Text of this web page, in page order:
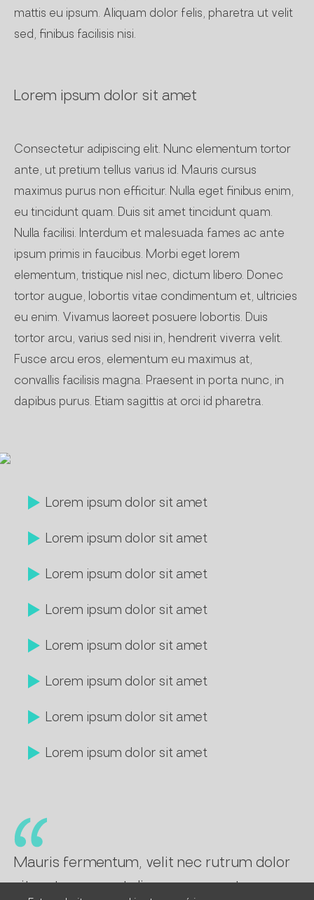
mattis eu ipsum. Aliquam dolor felis, pharetra ut velit
sed, finibus facilisis nisi.
Lorem ipsum dolor sit amet
Consectetur adipiscing elit. Nunc elementum tortor
ante, ut pretium tellus varius id. Mauris cursus
maximus purus non efficitur. Nulla eget finibus enim,
eu tincidunt quam. Duis sit amet tincidunt quam.
Nulla facilisi. Interdum et malesuada fames ac ante
ipsum primis in faucibus. Morbi eget lorem
elementum, tristique nisl nec, dictum libero. Donec
tortor augue, lobortis vitae condimentum et, ultricies
eu enim. Vivamus laoreet posuere lobortis. Duis
tortor arcu, varius sed nisi in, hendrerit viverra velit.
Fusce arcu eros, elementum eu maximus at,
convallis facilisis magna. Praesent in porta nunc, in
dapibus purus. Etiam sagittis at orci id pharetra.
Lorem ipsum dolor sit amet
Lorem ipsum dolor sit amet
Lorem ipsum dolor sit amet
Lorem ipsum dolor sit amet
Lorem ipsum dolor sit amet
Lorem ipsum dolor sit amet
Lorem ipsum dolor sit amet
Lorem ipsum dolor sit amet
Mauris fermentum, velit nec rutrum dolor
sit mateur amaut dineun consecutor